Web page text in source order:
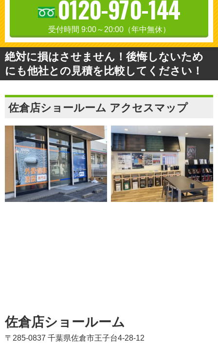
0120-970-144
受付時間 9:00～20:00（年中無休）
絶対に損はさせません！後悔しないため
にも他社との見積を比較してください！
佐倉店ショールーム アクセスマップ
佐倉店ショールーム
〒285-0837 千葉県佐倉市王子台4-28-12